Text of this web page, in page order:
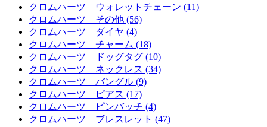
クロムハーツ ウォレットチェーン (11)
クロムハーツ その他 (56)
クロムハーツ ダイヤ (4)
クロムハーツ チャーム (18)
クロムハーツ ドッグタグ (10)
クロムハーツ ネックレス (34)
クロムハーツ バングル (9)
クロムハーツ ピアス (17)
クロムハーツ ピンバッチ (4)
クロムハーツ ブレスレット (47)